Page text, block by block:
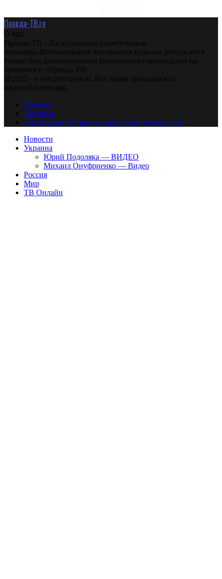
Правда-ТВ.ru
О нас
Правда-ТВ - Дискуссионно политическая
площадка.Использование материалов издания допускается
только при одновременном размещении гиперссылки на
оригинал в «Правда-ТВ»
@2023 - www.pravda-tv.ru. Все права принадлежат
правообладателям.
Главная
Авторам
Владельцам авторских прав. Ответственности.
Новости
Украина
Юрий Подоляка — ВИДЕО
Михаил Онуфриенко — Видео
Россия
Мир
ТВ Онлайн